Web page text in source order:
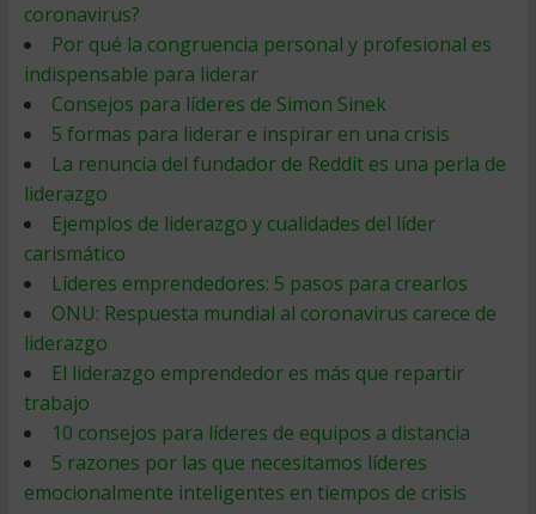
coronavirus?
Por qué la congruencia personal y profesional es
indispensable para liderar
Consejos para líderes de Simon Sinek
5 formas para liderar e inspirar en una crisis
La renuncia del fundador de Reddit es una perla de
liderazgo
Ejemplos de liderazgo y cualidades del líder
carismático
Líderes emprendedores: 5 pasos para crearlos
ONU: Respuesta mundial al coronavirus carece de
liderazgo
El liderazgo emprendedor es más que repartir
trabajo
10 consejos para líderes de equipos a distancia
5 razones por las que necesitamos líderes
emocionalmente inteligentes en tiempos de crisis